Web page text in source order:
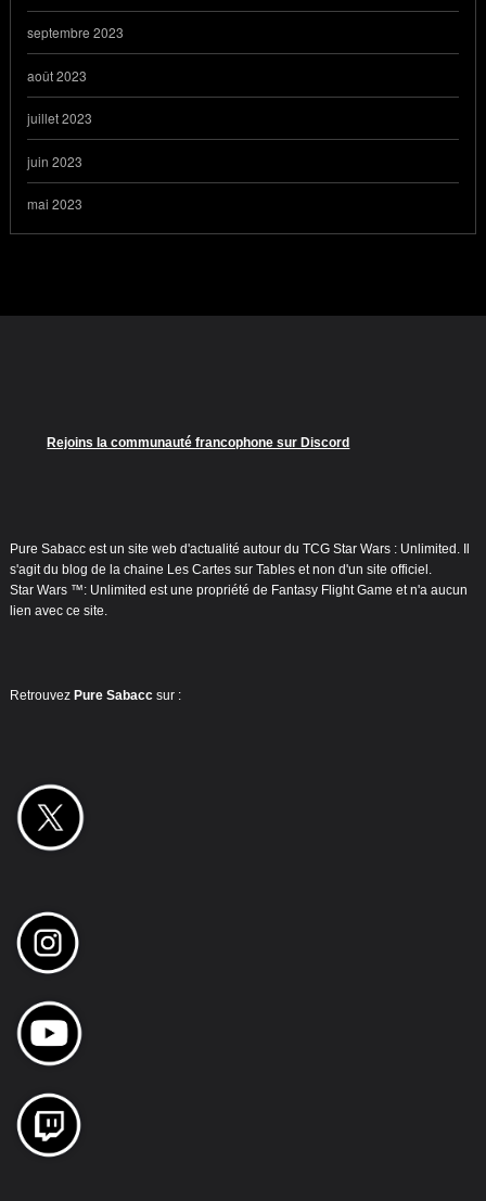
septembre 2023
août 2023
juillet 2023
juin 2023
mai 2023
Rejoins la communauté francophone sur Discord
Pure Sabacc est un site web d'actualité autour du TCG Star Wars : Unlimited. Il
s'agit du blog de la chaine Les Cartes sur Tables et non d'un site officiel.
Star Wars ™: Unlimited est une propriété de Fantasy Flight Game et n'a aucun
lien avec ce site.
Retrouvez Pure Sabacc sur :